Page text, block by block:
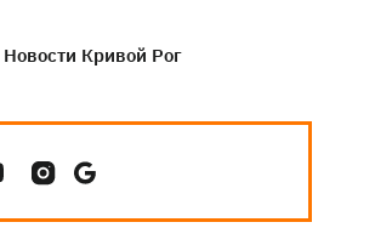
Новости Кривой Рог